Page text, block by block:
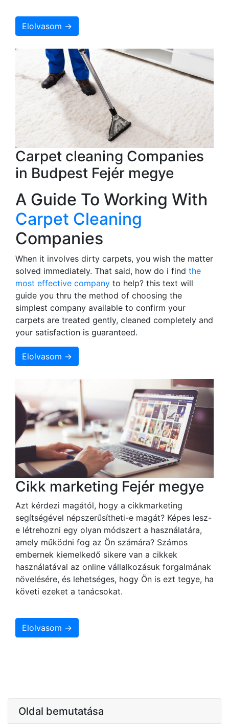
Elolvasom →
Carpet cleaning Companies
in Budpest Fejér megye
A Guide To Working With
Carpet Cleaning
Companies
When it involves dirty carpets, you wish the matter
solved immediately. That said, how do i find the
most effective company to help? this text will
guide you thru the method of choosing the
simplest company available to confirm your
carpets are treated gently, cleaned completely and
your satisfaction is guaranteed.
Elolvasom →
Cikk marketing Fejér megye
Azt kérdezi magától, hogy a cikkmarketing
segítségével népszerűsítheti-e magát? Képes lesz-
e létrehozni egy olyan módszert a használatára,
amely működni fog az Ön számára? Számos
embernek kiemelkedő sikere van a cikkek
használatával az online vállalkozásuk forgalmának
növelésére, és lehetséges, hogy Ön is ezt tegye, ha
követi ezeket a tanácsokat.
Elolvasom →
Oldal bemutatása